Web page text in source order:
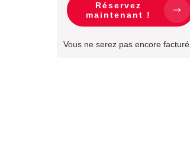
Réservez
maintenant !
Vous ne serez pas encore facturé